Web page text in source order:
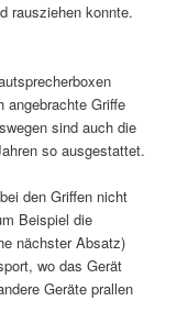
rausziehen konnte.
angebrachte Griffe
sind auch die
so ausgestattet.
den Griffen nicht
Beispiel die
nächster Absatz)
wo das Gerät
Geräte prallen